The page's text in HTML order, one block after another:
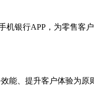
银行APP，为零售客
能、提升客户体验为